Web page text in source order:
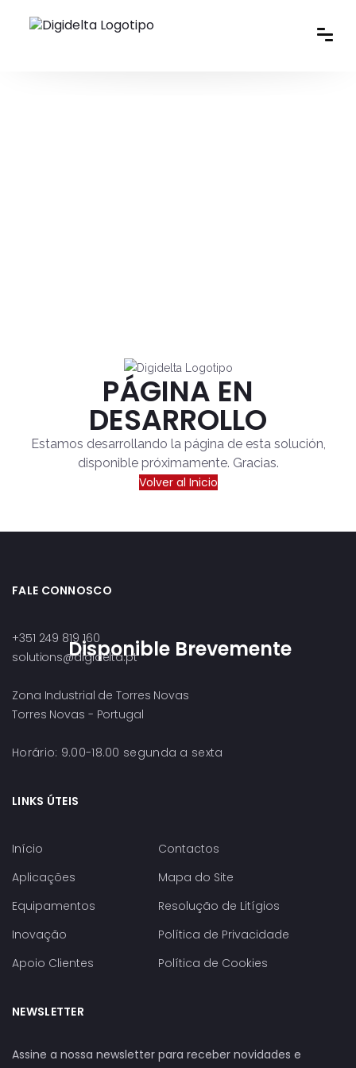
Disponible Brevemente
PÁGINA EN
DESARROLLO
Estamos desarrollando la página de esta solución,
disponible próximamente. Gracias.
Volver al Inicio
FALE CONNOSCO
+351 249 819 160
solutions@digidelta.pt
Zona Industrial de Torres Novas
Torres Novas - Portugal
Horário: 9.00-18.00 segunda a sexta
LINKS ÚTEIS
Início
Aplicações
Equipamentos
Inovação
Apoio Clientes
Contactos
Mapa do Site
Resolução de Litígios
Política de Privacidade
Política de Cookies
NEWSLETTER
Assine a nossa newsletter para receber novidades e